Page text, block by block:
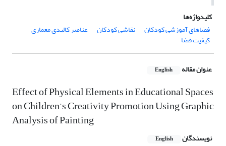
کلیدواژه‌ها
فضاهای آموزشی کودکان
نقاشی کودکان عناصر کالبدی معماری
کیفیت فضا
عنوان مقاله English
Effect of Physical Elements in Educational Spaces
on Children’s Creativity Promotion Using Graphic
Analysis of Painting
نویسندگان English